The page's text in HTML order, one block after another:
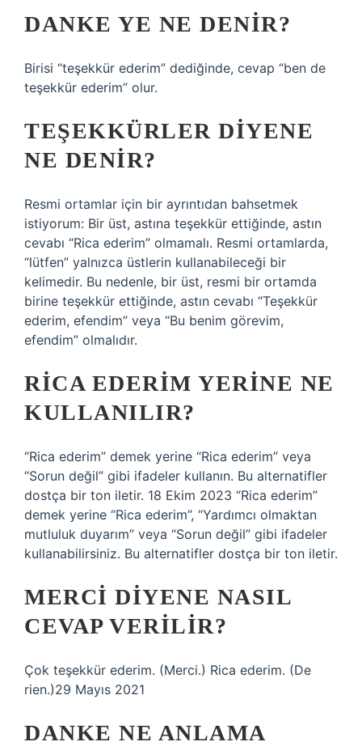
DANKE YE NE DENIR?
Birisi “teşekkür ederim” dediğinde, cevap “ben de
teşekkür ederim” olur.
TEŞEKKÜRLER DIYENE
NE DENIR?
Resmi ortamlar için bir ayrıntıdan bahsetmek
istiyorum: Bir üst, astına teşekkür ettiğinde, astın
cevabı “Rica ederim” olmamalı. Resmi ortamlarda,
“lütfen” yalnızca üstlerin kullanabileceği bir
kelimedir. Bu nedenle, bir üst, resmi bir ortamda
birine teşekkür ettiğinde, astın cevabı “Teşekkür
ederim, efendim” veya “Bu benim görevim,
efendim” olmalıdır.
RICA EDERIM YERINE NE
KULLANILIR?
“Rica ederim” demek yerine “Rica ederim” veya
“Sorun değil” gibi ifadeler kullanın. Bu alternatifler
dostça bir ton iletir. 18 Ekim 2023 “Rica ederim”
demek yerine “Rica ederim”, “Yardımcı olmaktan
mutluluk duyarım” veya “Sorun değil” gibi ifadeler
kullanabilirsiniz. Bu alternatifler dostça bir ton iletir.
MERCI DIYENE NASIL
CEVAP VERILIR?
Çok teşekkür ederim. (Merci.) Rica ederim. (De
rien.)29 Mayıs 2021
DANKE NE ANLAMA